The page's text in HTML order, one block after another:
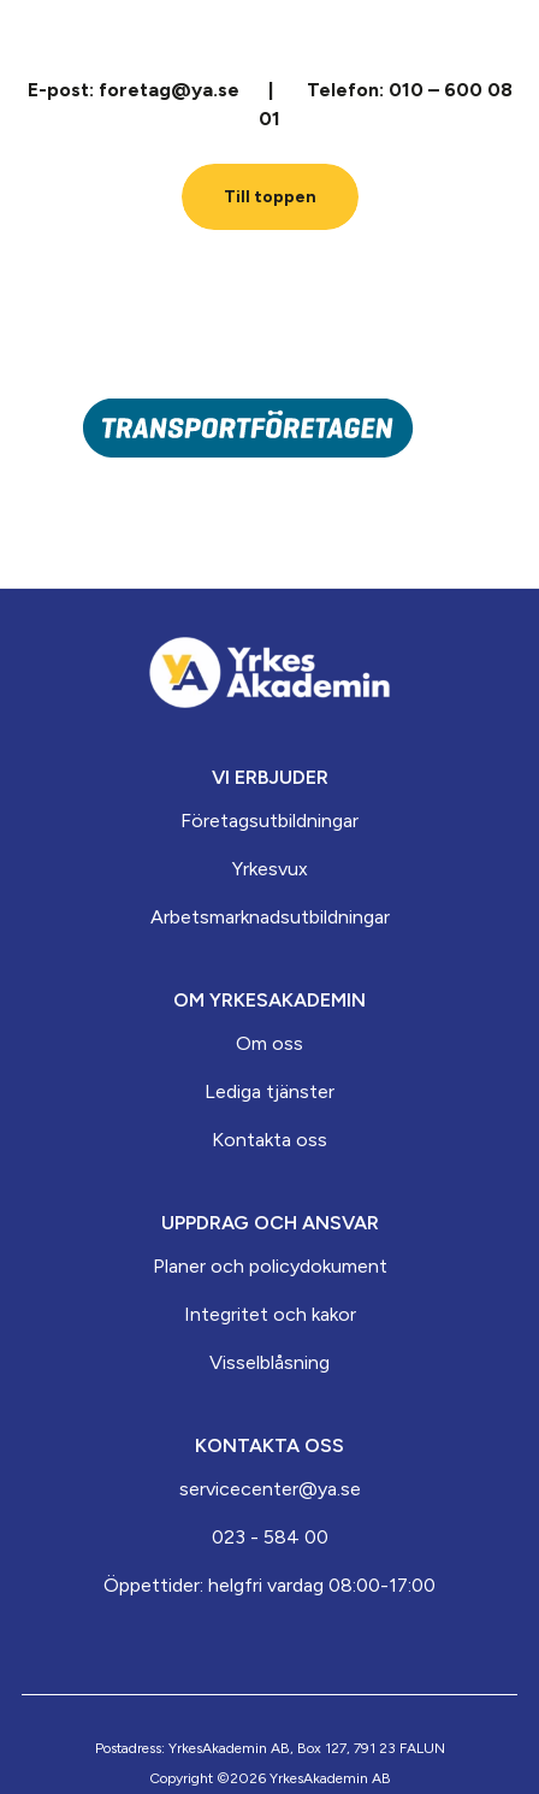
E-post: foretag@ya.se | Telefon: 010 – 600 08
01
Till toppen
VI ERBJUDER
Företagsutbildningar
Yrkesvux
Arbets­marknads­­utbildningar
OM YRKESAKADEMIN
Om oss
Lediga tjänster
Kontakta oss
UPPDRAG OCH ANSVAR
Planer och policydokument
Integritet och kakor
Visselblåsning
KONTAKTA OSS
servicecenter@ya.se
023 - 584 00
Öppettider: helgfri vardag 08:00-17:00
Copyright ©2026 YrkesAkademin AB
Postadress: YrkesAkademin AB, Box 127, 791 23 FALUN